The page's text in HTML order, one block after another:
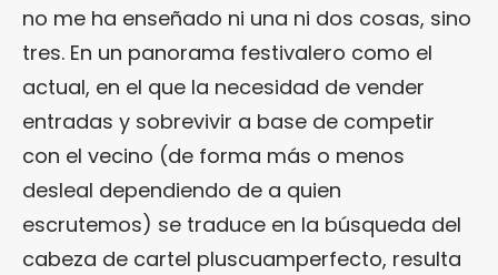
no me ha enseñado ni una ni dos cosas, sino
tres. En un panorama festivalero como el
actual, en el que la necesidad de vender
entradas y sobrevivir a base de competir
con el vecino (de forma más o menos
desleal dependiendo de a quien
escrutemos) se traduce en la búsqueda del
cabeza de cartel pluscuamperfecto, resulta